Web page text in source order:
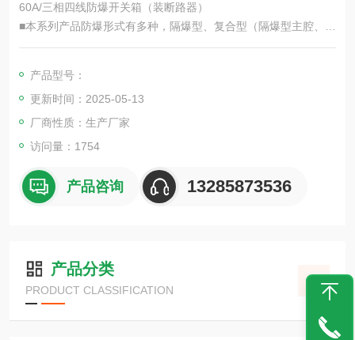
60A/三相四线防爆开关箱（装断路器）
■本系列产品防爆形式有多种，隔爆型、复合型（隔爆型主腔、增
安型接线腔）粉尘防爆型。
品由增安型外壳内装防爆元件组成。
■内装元件多种多样，指示灯、按钮、万能转换开关、电流表、电
压表、电位器、小型断路器、
产品型号：
更新时间：2025-05-13
厂商性质：生产厂家
访问量：1754
产品咨询 13285873536
产品分类
PRODUCT CLASSIFICATION